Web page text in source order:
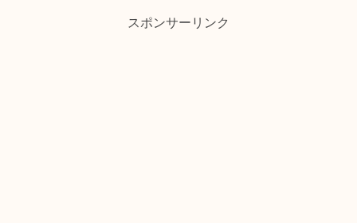
スポンサーリンク